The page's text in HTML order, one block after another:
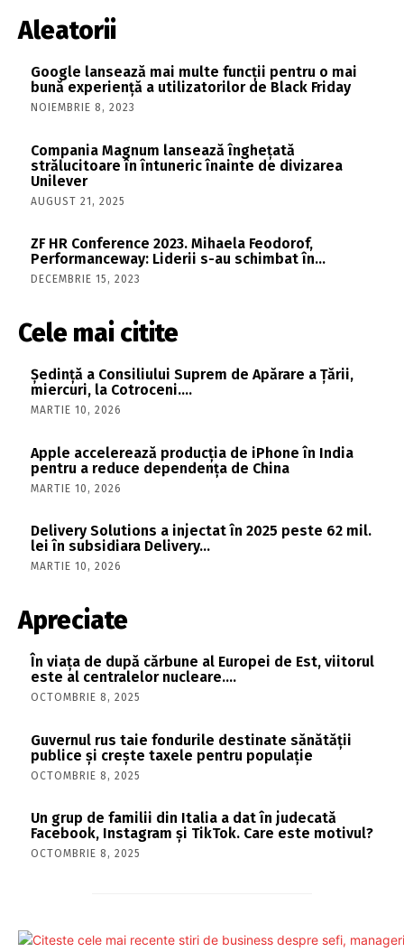
Aleatorii
Google lansează mai multe funcţii pentru o mai
bună experiență a utilizatorilor de Black Friday
NOIEMBRIE 8, 2023
Compania Magnum lansează înghețată
strălucitoare în întuneric înainte de divizarea
Unilever
AUGUST 21, 2025
ZF HR Conference 2023. Mihaela Feodorof,
Performanceway: Liderii s-au schimbat în…
DECEMBRIE 15, 2023
Cele mai citite
Şedinţă a Consiliului Suprem de Apărare a Ţării,
miercuri, la Cotroceni….
MARTIE 10, 2026
Apple accelerează producția de iPhone în India
pentru a reduce dependența de China
MARTIE 10, 2026
Delivery Solutions a injectat în 2025 peste 62 mil.
lei în subsidiara Delivery…
MARTIE 10, 2026
Apreciate
În viaţa de după cărbune al Europei de Est, viitorul
este al centralelor nucleare….
OCTOMBRIE 8, 2025
Guvernul rus taie fondurile destinate sănătății
publice și crește taxele pentru populație
OCTOMBRIE 8, 2025
Un grup de familii din Italia a dat în judecată
Facebook, Instagram și TikTok. Care este motivul?
OCTOMBRIE 8, 2025